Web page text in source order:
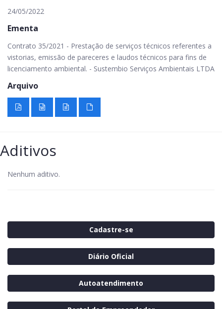
24/05/2022
Ementa
Contrato 35/2021 - Prestação de serviços técnicos referentes a
vistorias, emissão de pareceres e laudos técnicos para fins de
licenciamento ambiental. - Sustembio Serviços Ambientais LTDA
Arquivo
Aditivos
Nenhum aditivo.
Cadastre-se
Diário Oficial
Autoatendimento